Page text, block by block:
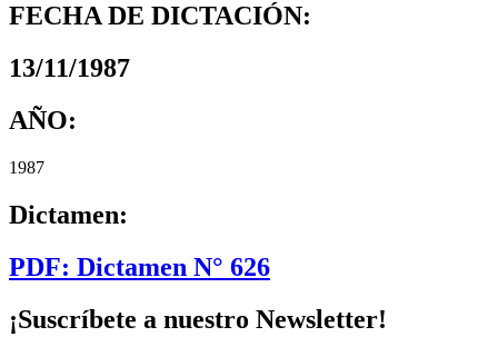
FECHA DE DICTACIÓN:
13/11/1987
AÑO:
1987
Dictamen:
PDF: Dictamen N° 626
¡Suscríbete a nuestro Newsletter!